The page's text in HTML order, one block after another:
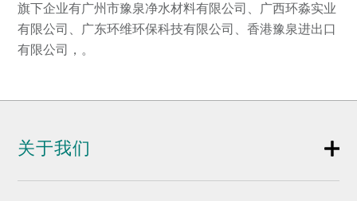
旗下企业有广州市豫泉净水材料有限公司、广西环淼实业
有限公司、广东环维环保科技有限公司、香港豫泉进出口
有限公司，。
关于我们